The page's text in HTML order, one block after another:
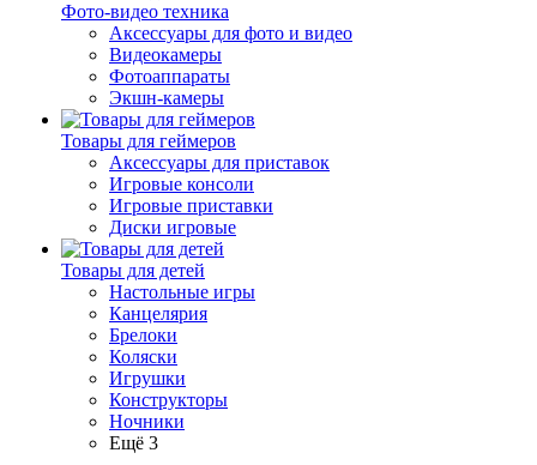
Фото-видео техника
Аксессуары для фото и видео
Видеокамеры
Фотоаппараты
Экшн-камеры
Товары для геймеров
Аксессуары для приставок
Игровые консоли
Игровые приставки
Диски игровые
Товары для детей
Настольные игры
Канцелярия
Брелоки
Коляски
Игрушки
Конструкторы
Ночники
Ещё 3